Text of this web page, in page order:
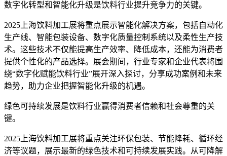
数字化转型和智能化升级是饮料行业提升竞争力的关键。
2025上海饮料加工展将重点展示智能化解决方案，包括自动化
生产线、智能包装设备、数字化质量控制系统以及柔性生产技
术。这些技术不仅能提高生产效率、降低成本，还能为消费者
提供个性化的产品选择。展会期间，行业专家和企业代表将围
绕“数字化赋能饮料行业”展开深入探讨，分享成功案例和未来
趋势，助力企业把握智能化升级的机遇。
绿色可持续发展是饮料行业赢得消费者信赖和社会尊重的关
键。
2025上海饮料加工展将重点关注环保包装、节能降耗、循环经
济等议题，展示最新的绿色技术和可持续发展实践。从可降解